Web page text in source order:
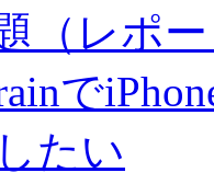
（レポ
で
たい